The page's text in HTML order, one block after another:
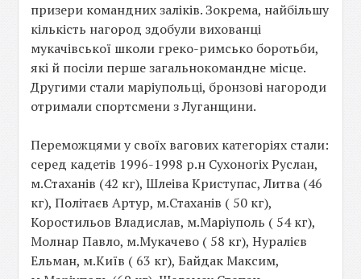
призери командних заліків. Зокрема, найбільшу
кількість нагород здобули вихованці
мукачівської школи греко-римсько боротьби,
які й посіли перше загальнокомандне місце.
Другими стали маріупольці, бронзові нагороди
отримали спортсмени з Луганщини.
Переможцями у своїх вагових категоріях стали:
серед кадетів 1996-1998 р.н Сухоногіх Руслан,
м.Стаханів (42 кг), Шлеіва Криступас, Литва (46
кг), Політаєв Артур, м.Стаханів ( 50 кг),
Коростильов Владислав, м.Маріуполь ( 54 кг),
Молнар Павло, м.Мукачево ( 58 кг), Нуралієв
Ельман, м.Київ ( 63 кг), Байдак Максим,